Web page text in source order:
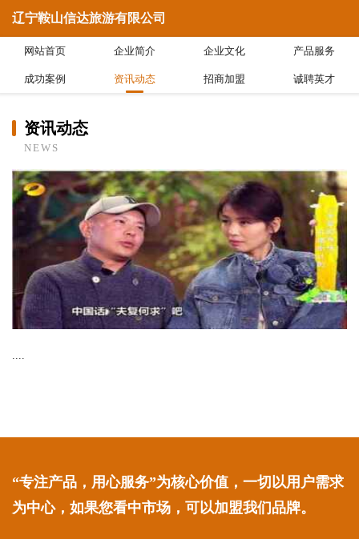
辽宁鞍山信达旅游有限公司
网站首页 企业简介 企业文化 产品服务
成功案例 资讯动态 招商加盟 诚聘英才
资讯动态
NEWS
....
“专注产品，用心服务”为核心价值，一切以用户需求
为中心，如果您看中市场，可以加盟我们品牌。